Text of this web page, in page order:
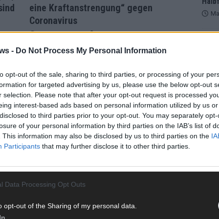
- Do Not Process My Personal Information
opt-out of the sale, sharing to third parties, or processing of your
for targeted advertising by us, please use the below opt-out
selection. Please note that after your opt-out request is processed
interest-based ads based on personal information utilized by us
to third parties prior to your opt-out. You may separately
of your personal information by third parties on the IAB’s list of
This information may also be disclosed by us to third parties on the
Participants that may further disclose it to other third parties.
Data Processing Opt Outs
opt-out of the Sharing of my personal data.
eine Kraftanstrengung“ gegen
Coronavirus
November 2020 Redaktion | FLASH UP
Bundeskanzlerin Angela Merkel (CDU) hat
eine weitere „Kraftanstrengung“ im Kampf gegen
die Corona-Pandemie gefordert. Bund und Länder
seien sich bei den Spitzenberatungen am Mittwoch
einig gewesen, dass die derzeitigen
Beschränkungen[…]